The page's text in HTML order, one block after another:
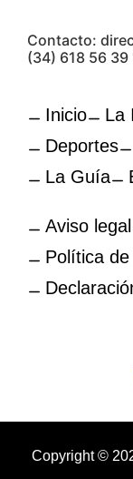
Contacto:
(34) 618 56 39
Inicio La
Deportes
La Guía
Aviso legal
Política
Copyright ©